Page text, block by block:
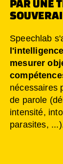
PAR UNE
Speechlab
l'intelligence
mesurer
nécessaires
de parole
intensité,
parasites,